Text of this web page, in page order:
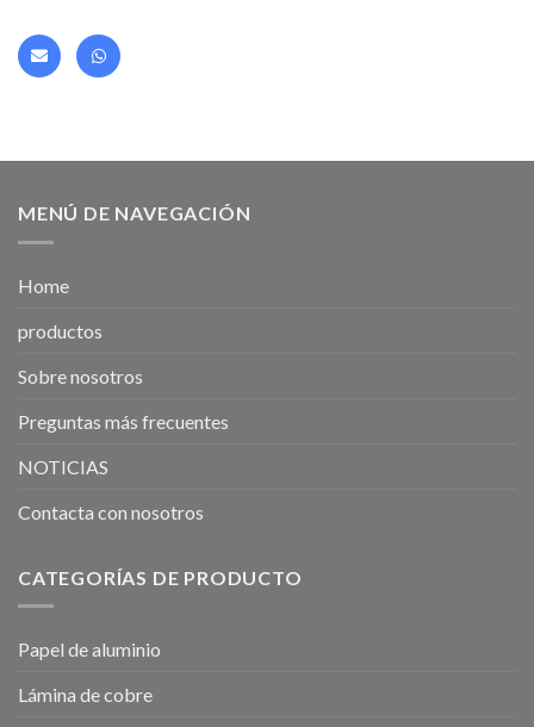
MENÚ DE NAVEGACIÓN
Home
productos
Sobre nosotros
Preguntas más frecuentes
NOTICIAS
Contacta con nosotros
CATEGORÍAS DE PRODUCTO
Papel de aluminio
Lámina de cobre